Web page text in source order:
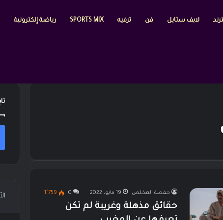
لابف ستايل فن ترفيه SPORTS MIX رياضة إلكترونية
حفصة المخلص 19 مايو، 2022 0 1٬759
حقائق مذهلة وغريبة لم تكن